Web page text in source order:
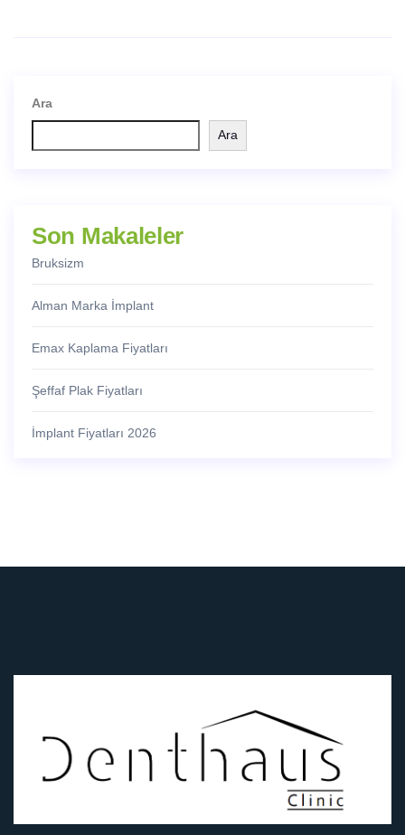
Ara
Ara
Son Makaleler
Bruksizm
Alman Marka İmplant
Emax Kaplama Fiyatları
Şeffaf Plak Fiyatları
İmplant Fiyatları 2026